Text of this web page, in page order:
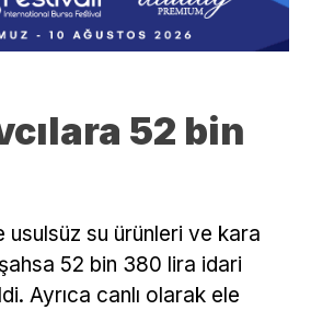
52 bin
usulsüz su ürünleri ve kara
şahsa 52 bin 380 lira idari
Ayrıca canlı olarak ele